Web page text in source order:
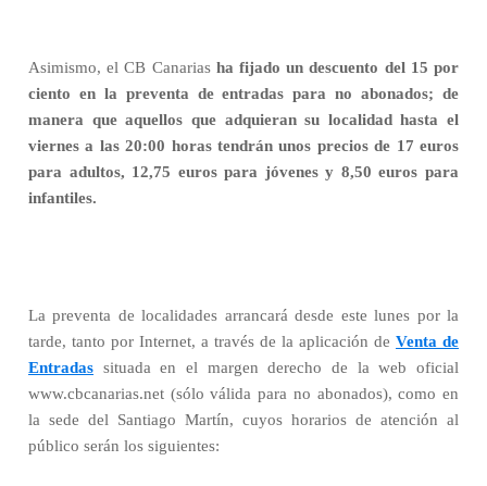
Asimismo, el CB Canarias ha fijado un descuento del 15 por
ciento en la preventa de entradas para no abonados; de
manera que aquellos que adquieran su localidad hasta el
viernes a las 20:00 horas tendrán unos precios de 17 euros
para adultos, 12,75 euros para jóvenes y 8,50 euros para
infantiles.
La preventa de localidades arrancará desde este lunes por la
tarde, tanto por Internet, a través de la aplicación de Venta de
Entradas situada en el margen derecho de la web oficial
www.cbcanarias.net (sólo válida para no abonados), como en
la sede del Santiago Martín, cuyos horarios de atención al
público serán los siguientes: